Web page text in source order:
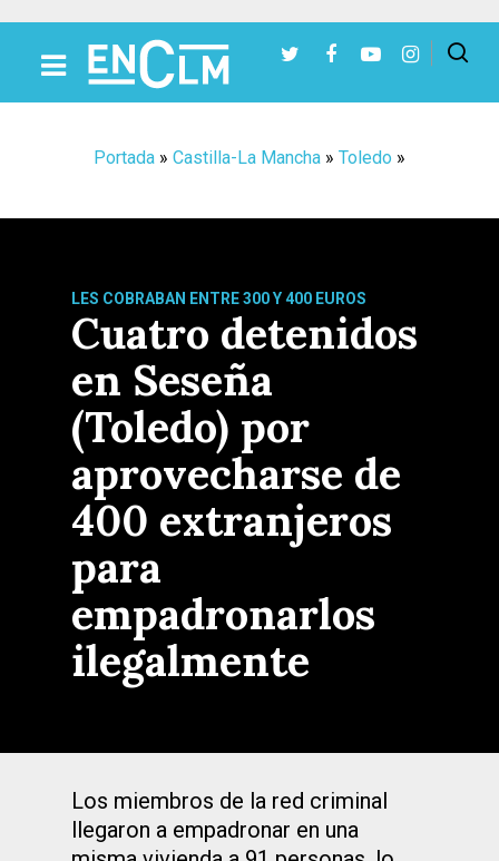
Portada » Castilla-La Mancha » Toledo »
LES COBRABAN ENTRE 300 Y 400 EUROS
Cuatro detenidos
en Seseña
(Toledo) por
aprovecharse de
400 extranjeros
para
empadronarlos
ilegalmente
Los miembros de la red criminal
llegaron a empadronar en una